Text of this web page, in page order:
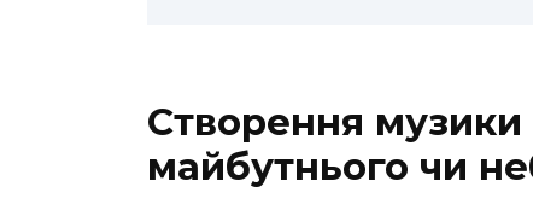
Створення
майбутнього чи